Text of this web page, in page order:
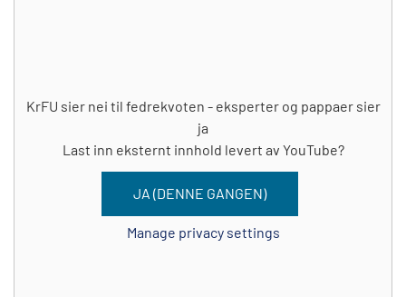
KrFU sier nei til fedrekvoten - eksperter og pappaer sier
ja
Last inn eksternt innhold levert av YouTube?
JA (DENNE GANGEN)
Manage privacy settings